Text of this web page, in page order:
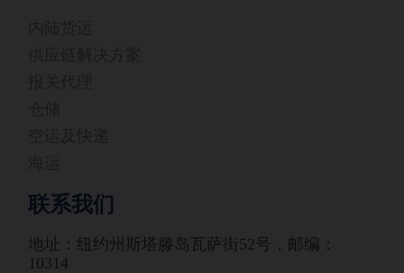
联系我们
地址：纽约州斯塔滕岛瓦萨街52号，邮编：
10314